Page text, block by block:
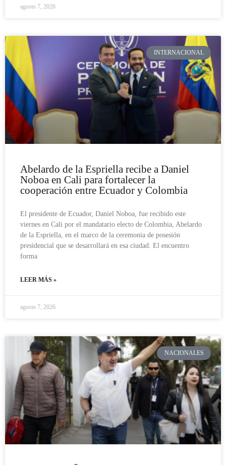
agosto 7, 2026
INTERNACIONAL
Abelardo de la Espriella recibe a Daniel
Noboa en Cali para fortalecer la
cooperación entre Ecuador y Colombia
El presidente de Ecuador, Daniel Noboa, fue recibido este
viernes en Cali por el mandatario electo de Colombia, Abelardo
de la Espriella, en el marco de la ceremonia de posesión
presidencial que se desarrollará en esa ciudad. El encuentro
forma
LEER MÁS »
agosto 7, 2026
NACIONALES